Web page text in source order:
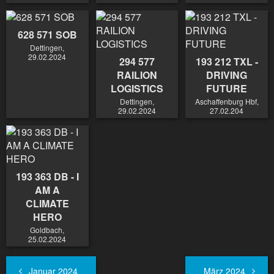
628 571 SOB
Dettingen,
29.02.2024
294 577
RAILION
LOGISTICS
Dettingen,
29.02.2024
193 212 TXL -
DRIVING
FUTURE
Aschaffenburg Hbf,
27.02.204
193 363 DB - I
AM A
CLIMATE
HERO
Goldbach,
25.02.2024
Januar 2024 März 2024